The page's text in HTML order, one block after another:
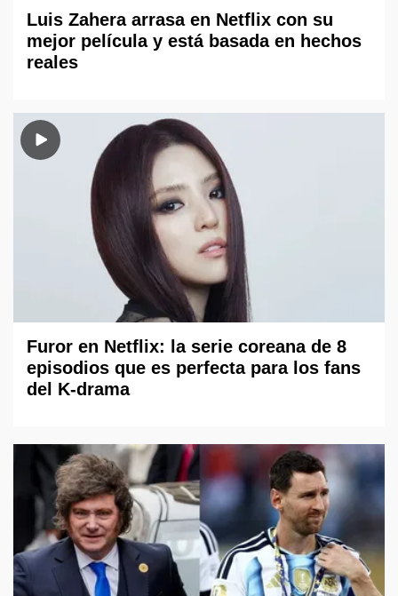
Luis Zahera arrasa en Netflix con su
mejor película y está basada en hechos
reales
Furor en Netflix: la serie coreana de 8
episodios que es perfecta para los fans
del K-drama